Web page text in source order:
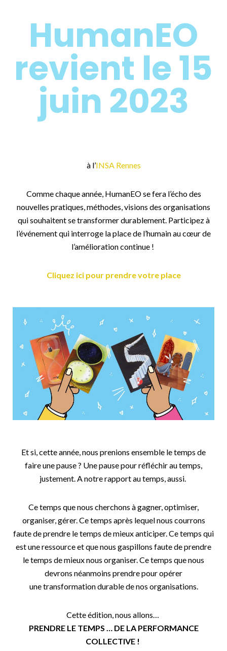
HumanEO
revient le 15
juin 2023
à l’INSA Rennes
Comme chaque année, HumanEO se fera l’écho des
nouvelles pratiques, méthodes, visions des organisations
qui souhaitent se transformer durablement. Participez à
l’événement qui interroge la place de l’humain au cœur de
l’amélioration continue !
Cliquez ici pour prendre votre place
Et si, cette année, nous prenions ensemble le temps de
faire une pause ? Une pause pour réfléchir au temps,
justement. A notre rapport au temps, aussi.
Ce temps que nous cherchons à gagner, optimiser,
organiser, gérer. Ce temps après lequel nous courrons
faute de prendre le temps de mieux anticiper. Ce temps qui
est une ressource et que nous gaspillons faute de prendre
le temps de mieux nous organiser. Ce temps que nous
devrons néanmoins prendre pour opérer
une transformation durable de nos organisations.
Cette édition, nous allons…
PRENDRE LE TEMPS … DE LA PERFORMANCE
COLLECTIVE !